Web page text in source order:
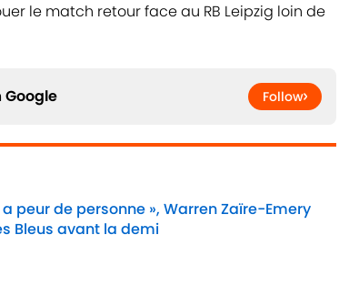
le match retour face au RB Leipzig loin de
Google Follow
peur de personne », Warren Zaïre-Emery
Bleus avant la demi